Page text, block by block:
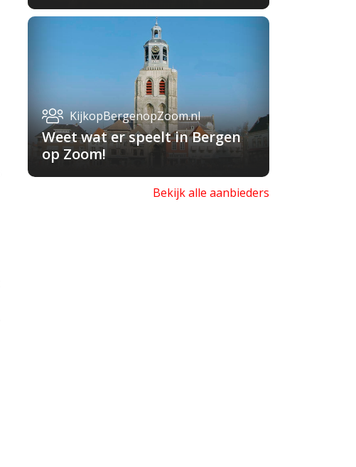
KijkopBergenopZoom.nl
Weet wat er speelt in Bergen
op Zoom!
Bekijk alle aanbieders